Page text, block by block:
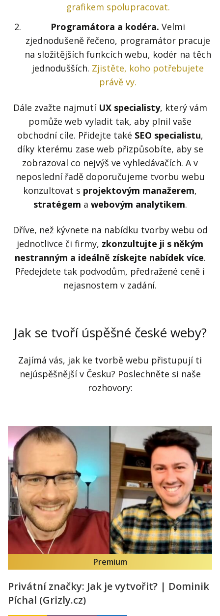
grafikem spolupracovat.
Programátora a kodéra. Velmi
zjednodušeně řečeno, programátor pracuje
na složitějších funkcích webu, kodér na těch
jednodušších. Zjistěte, koho potřebujete
právě vy.
Dále zvažte najmutí UX specialisty, který vám
pomůže web vyladit tak, aby plnil vaše
obchodní cíle. Přidejte také SEO specialistu,
díky kterému zase web přizpůsobíte, aby se
zobrazoval co nejvýš ve vyhledávačích. A v
neposlední řadě doporučujeme tvorbu webu
konzultovat s projektovým manažerem,
stratégem a webovým analytikem.
Dříve, než kývnete na nabídku tvorby webu od
jednotlivce či firmy, zkonzultujte ji s někým
nestranným a ideálně získejte nabídek více.
Předejdete tak podvodům, předražené ceně i
nejasnostem v zadání.
Jak se tvoří úspěšné české weby?
Zajímá vás, jak ke tvorbě webu přistupují ti
nejúspěšnější v Česku? Poslechněte si naše
rozhovory:
Premium
Privátní značky: Jak je vytvořit? | Dominik
Píchal (Grizly.cz)